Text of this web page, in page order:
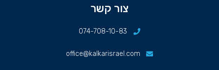
צור קשר
074-708-10-83
office@kalkarisrael.com